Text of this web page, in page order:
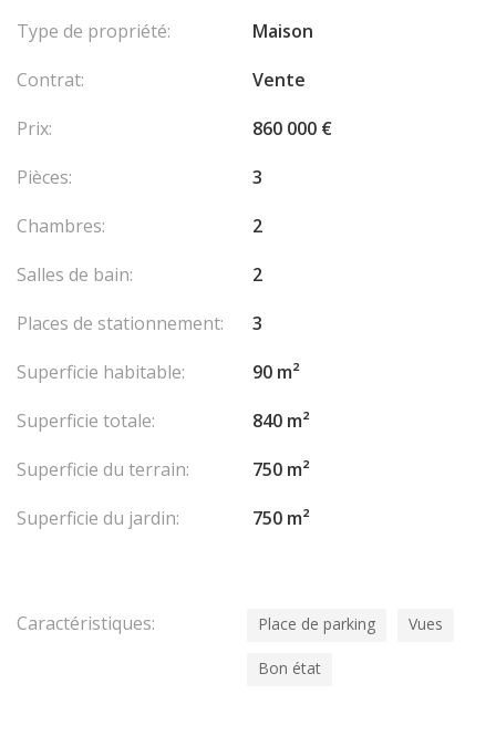
d'événements culturels et divertissements.
Type de propriété:
Maison
Contrat:
Vente
Prix:
860 000 €
Pièces:
3
Chambres:
2
Salles de bain:
2
Places de stationnement:
3
Superficie habitable:
90 m²
Superficie totale:
840 m²
Superficie du terrain:
750 m²
Superficie du jardin:
750 m²
Caractéristiques: Place de parking Vues
Bon état